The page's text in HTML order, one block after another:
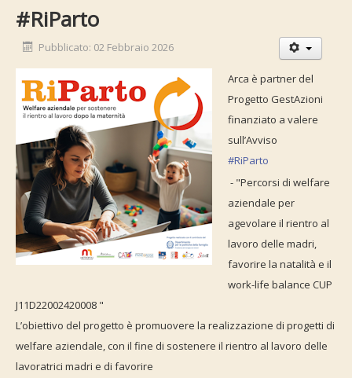
#RiParto
Pubblicato: 02 Febbraio 2026
Arca è partner del
Progetto GestAzioni
finanziato a valere
sull’Avviso
#RiParto
- "Percorsi di welfare
aziendale per
agevolare il rientro al
lavoro delle madri,
favorire la natalità e il
work-life balance CUP
J11D22002420008 "
L’obiettivo del progetto è promuovere la realizzazione di progetti di
welfare aziendale, con il fine di sostenere il rientro al lavoro delle
lavoratrici madri e di favorire